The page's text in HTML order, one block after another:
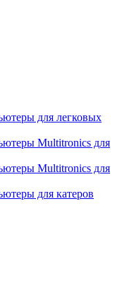
для легковых
Multitronics для
Multitronics для
для катеров